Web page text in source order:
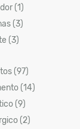
(1)
(3)
(3)
(97)
(14)
(9)
(2)